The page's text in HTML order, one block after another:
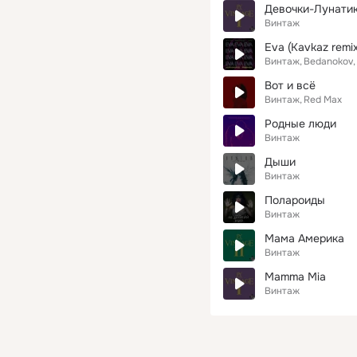
Девочки-
Винтаж
Eva (Kavkaz
Винтаж Bedanokov
Вот и всё
Винтаж Red Max
Родные люди
Винтаж
Дыши
Винтаж
Полароиды
Винтаж
Мама Америка
Винтаж
Mamma Mia
Винтаж